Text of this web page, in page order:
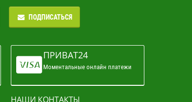
ПОДПИСАТЬСЯ
ПРИВАТ24
Моментальные онлайн платежи
НАШИ КОНТАКТЫ